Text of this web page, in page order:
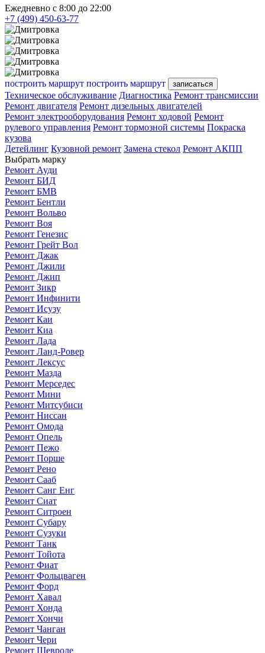
Ежедневно с 8:00 до 22:00
+7 (499) 450-63-77
построить маршрут построить маршрут записаться
Техническое обслуживание Диагностика Ремонт трансмиссии
Ремонт двигателя Ремонт дизельных двигателей
Ремонт электрооборудования Ремонт ходовой Ремонт
рулевого управления Ремонт тормозной системы Покраска
кузова
Детейлинг Кузовной ремонт Замена стекол Ремонт АКПП
Выбрать марку
Ремонт Ауди
Ремонт БИД
Ремонт БМВ
Ремонт Бентли
Ремонт Вольво
Ремонт Воя
Ремонт Генезис
Ремонт Грейт Вол
Ремонт Джак
Ремонт Джили
Ремонт Джип
Ремонт Зикр
Ремонт Инфинити
Ремонт Исузу
Ремонт Каи
Ремонт Киа
Ремонт Лада
Ремонт Ланд-Ровер
Ремонт Лексус
Ремонт Мазда
Ремонт Мерседес
Ремонт Мини
Ремонт Митсубиси
Ремонт Ниссан
Ремонт Омода
Ремонт Опель
Ремонт Пежо
Ремонт Порше
Ремонт Рено
Ремонт Сааб
Ремонт Санг Енг
Ремонт Сиат
Ремонт Ситроен
Ремонт Субару
Ремонт Сузуки
Ремонт Танк
Ремонт Тойота
Ремонт Фиат
Ремонт Фольцваген
Ремонт Форд
Ремонт Хавал
Ремонт Хонда
Ремонт Хончи
Ремонт Чанган
Ремонт Чери
Ремонт Шевроле